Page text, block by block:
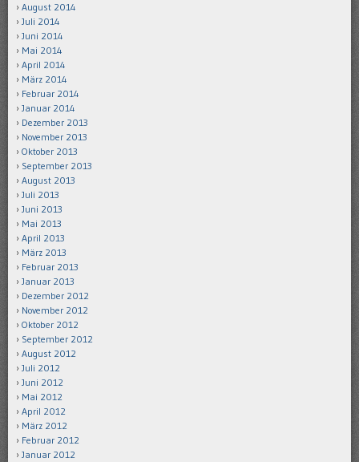
August 2014
Juli 2014
Juni 2014
Mai 2014
April 2014
März 2014
Februar 2014
Januar 2014
Dezember 2013
November 2013
Oktober 2013
September 2013
August 2013
Juli 2013
Juni 2013
Mai 2013
April 2013
März 2013
Februar 2013
Januar 2013
Dezember 2012
November 2012
Oktober 2012
September 2012
August 2012
Juli 2012
Juni 2012
Mai 2012
April 2012
März 2012
Februar 2012
Januar 2012